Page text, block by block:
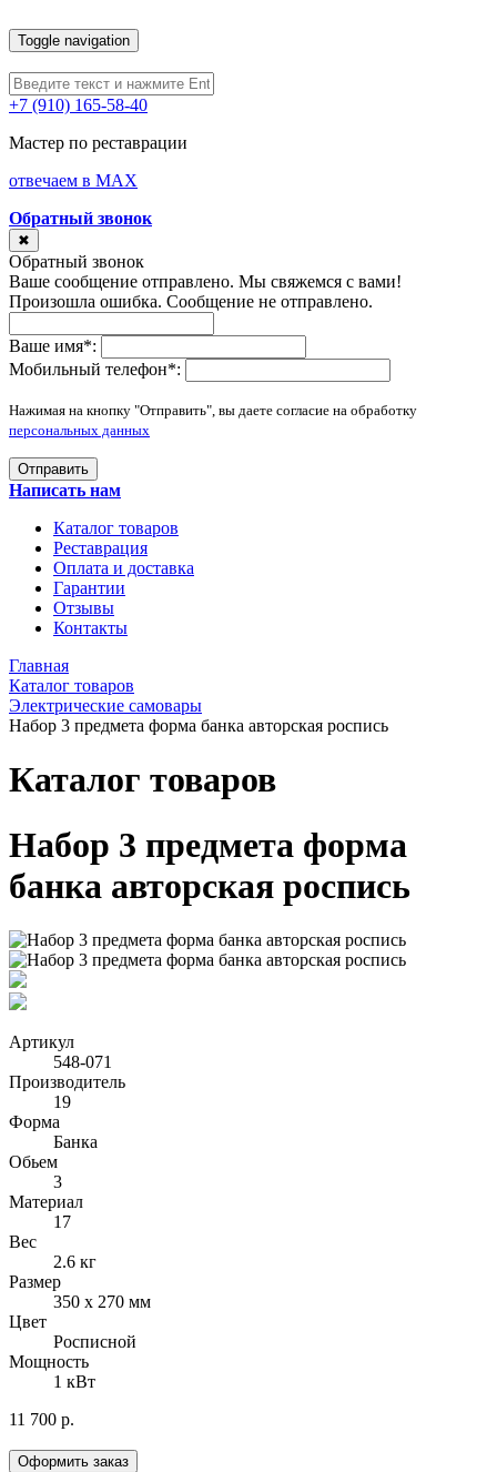
Toggle navigation
+7 (910) 165-58-40
Мастер по реставрации
отвечаем в MAX
Обратный звонок
✖
Обратный звонок
Ваше сообщение отправлено. Мы свяжемся с вами!
Произошла ошибка. Сообщение не отправлено.
Ваше имя*:
Мобильный телефон*:
Нажимая на кнопку "Отправить", вы даете согласие на обработку
персональных данных
Отправить
Написать нам
Каталог товаров
Реставрация
Оплата и доставка
Гарантии
Отзывы
Контакты
Главная
Каталог товаров
Электрические самовары
Набор 3 предмета форма банка авторская роспись
Каталог товаров
Набор 3 предмета форма
банка авторская роспись
Артикул
548-071
Производитель
19
Форма
Банка
Обьем
3
Материал
17
Вес
2.6 кг
Размер
350 х 270 мм
Цвет
Росписной
Мощность
1 кВт
11 700 р.
Оформить заказ